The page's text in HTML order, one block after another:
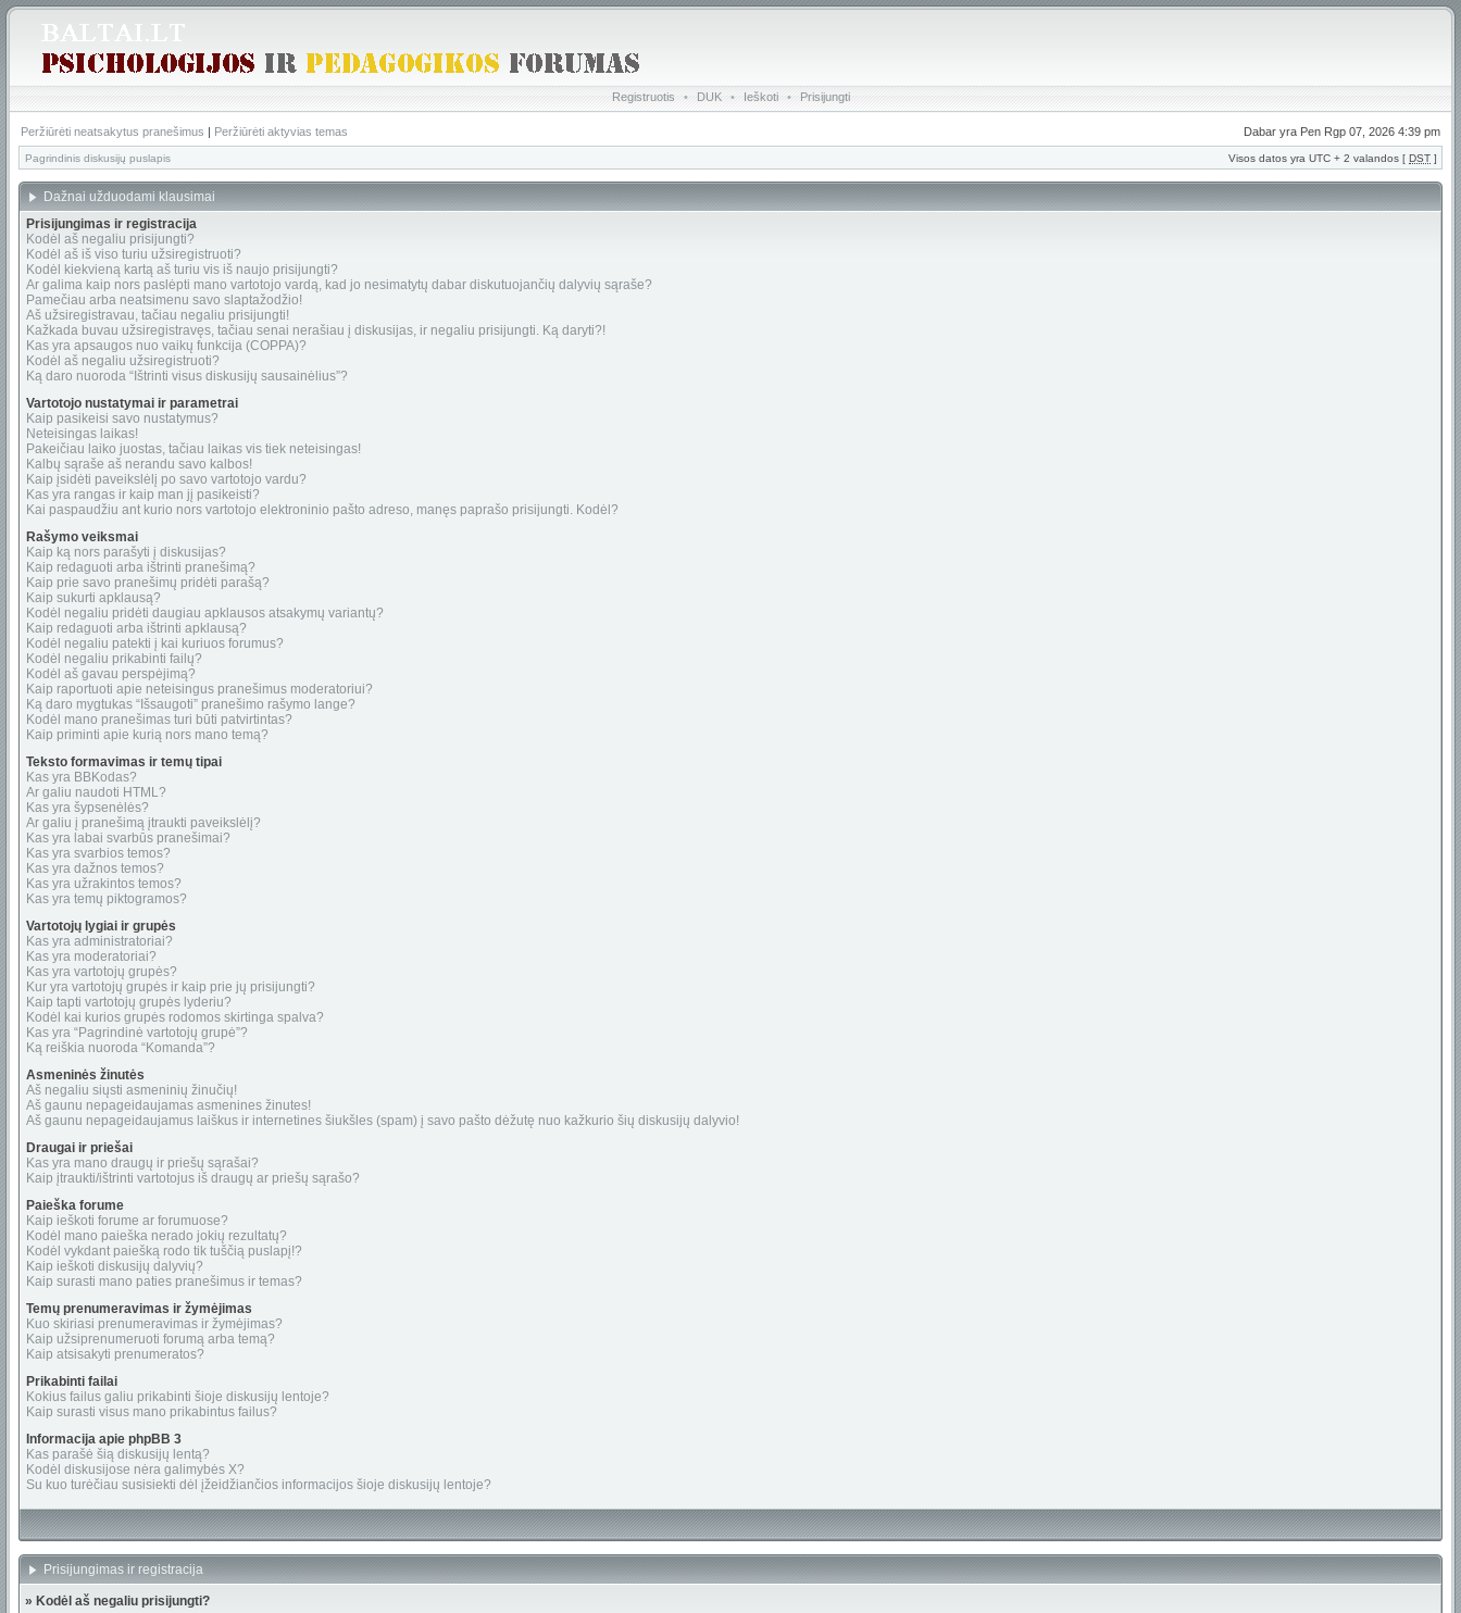
Registruotis • DUK • Ieškoti • Prisijungti
Peržiūrėti neatsakytus pranešimus | Peržiūrėti aktyvias temas Dabar yra Pen Rgp 07, 2026 4:39 pm
Pagrindinis diskusijų puslapis Visos datos yra UTC + 2 valandos [ DST ]
Dažnai užduodami klausimai
Prisijungimas ir registracija
Kodėl aš negaliu prisijungti?
Kodėl aš iš viso turiu užsiregistruoti?
Kodėl kiekvieną kartą aš turiu vis iš naujo prisijungti?
Ar galima kaip nors paslėpti mano vartotojo vardą, kad jo nesimatytų dabar diskutuojančių dalyvių sąraše?
Pamečiau arba neatsimenu savo slaptažodžio!
Aš užsiregistravau, tačiau negaliu prisijungti!
Kažkada buvau užsiregistravęs, tačiau senai nerašiau į diskusijas, ir negaliu prisijungti. Ką daryti?!
Kas yra apsaugos nuo vaikų funkcija (COPPA)?
Kodėl aš negaliu užsiregistruoti?
Ką daro nuoroda “Ištrinti visus diskusijų sausainėlius”?
Vartotojo nustatymai ir parametrai
Kaip pasikeisi savo nustatymus?
Neteisingas laikas!
Pakeičiau laiko juostas, tačiau laikas vis tiek neteisingas!
Kalbų sąraše aš nerandu savo kalbos!
Kaip įsidėti paveikslėlį po savo vartotojo vardu?
Kas yra rangas ir kaip man jį pasikeisti?
Kai paspaudžiu ant kurio nors vartotojo elektroninio pašto adreso, manęs paprašo prisijungti. Kodėl?
Rašymo veiksmai
Kaip ką nors parašyti į diskusijas?
Kaip redaguoti arba ištrinti pranešimą?
Kaip prie savo pranešimų pridėti parašą?
Kaip sukurti apklausą?
Kodėl negaliu pridėti daugiau apklausos atsakymų variantų?
Kaip redaguoti arba ištrinti apklausą?
Kodėl negaliu patekti į kai kuriuos forumus?
Kodėl negaliu prikabinti failų?
Kodėl aš gavau perspėjimą?
Kaip raportuoti apie neteisingus pranešimus moderatoriui?
Ką daro mygtukas “Išsaugoti” pranešimo rašymo lange?
Kodėl mano pranešimas turi būti patvirtintas?
Kaip priminti apie kurią nors mano temą?
Teksto formavimas ir temų tipai
Kas yra BBKodas?
Ar galiu naudoti HTML?
Kas yra šypsenėlės?
Ar galiu į pranešimą įtraukti paveikslėlį?
Kas yra labai svarbūs pranešimai?
Kas yra svarbios temos?
Kas yra dažnos temos?
Kas yra užrakintos temos?
Kas yra temų piktogramos?
Vartotojų lygiai ir grupės
Kas yra administratoriai?
Kas yra moderatoriai?
Kas yra vartotojų grupės?
Kur yra vartotojų grupės ir kaip prie jų prisijungti?
Kaip tapti vartotojų grupės lyderiu?
Kodėl kai kurios grupės rodomos skirtinga spalva?
Kas yra “Pagrindinė vartotojų grupė”?
Ką reiškia nuoroda “Komanda”?
Asmeninės žinutės
Aš negaliu siųsti asmeninių žinučių!
Aš gaunu nepageidaujamas asmenines žinutes!
Aš gaunu nepageidaujamus laiškus ir internetines šiukšles (spam) į savo pašto dėžutę nuo kažkurio šių diskusijų dalyvio!
Draugai ir priešai
Kas yra mano draugų ir priešų sąrašai?
Kaip įtraukti/ištrinti vartotojus iš draugų ar priešų sąrašo?
Paieška forume
Kaip ieškoti forume ar forumuose?
Kodėl mano paieška nerado jokių rezultatų?
Kodėl vykdant paiešką rodo tik tuščią puslapį!?
Kaip ieškoti diskusijų dalyvių?
Kaip surasti mano paties pranešimus ir temas?
Temų prenumeravimas ir žymėjimas
Kuo skiriasi prenumeravimas ir žymėjimas?
Kaip užsiprenumeruoti forumą arba temą?
Kaip atsisakyti prenumeratos?
Prikabinti failai
Kokius failus galiu prikabinti šioje diskusijų lentoje?
Kaip surasti visus mano prikabintus failus?
Informacija apie phpBB 3
Kas parašė šią diskusijų lentą?
Kodėl diskusijose nėra galimybės X?
Su kuo turėčiau susisiekti dėl įžeidžiančios informacijos šioje diskusijų lentoje?
Prisijungimas ir registracija
» Kodėl aš negaliu prisijungti?